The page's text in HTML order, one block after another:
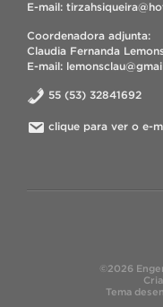
E-mail:
Coordenadora adjunta:
Claudia Fernanda
E-mail:
55 (53) 32841692
clique para ver o e-
©2026
Tema